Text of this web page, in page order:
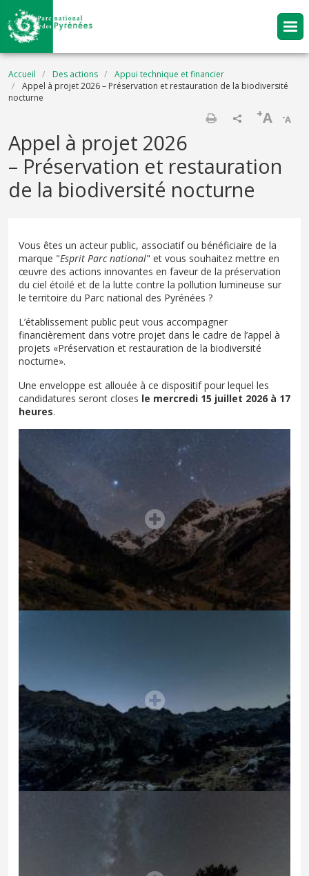
Aller au contenu principal
Fil d'Ariane
Accueil Des actions
Appui technique et financier
Appel à projet 2026 – Préservation et restauration de la biodiversité
nocturne
-A
+A
Appel à projet 2026
– Préservation et restauration
de la biodiversité nocturne
Vous êtes un acteur public, associatif ou bénéficiaire de la
marque "Esprit Parc national" et vous souhaitez mettre en
œuvre des actions innovantes en faveur de la préservation
du ciel étoilé et de la lutte contre la pollution lumineuse sur
le territoire du Parc national des Pyrénées ?
L’établissement public peut vous accompagner
financièrement dans votre projet dans le cadre de l’appel à
projets «Préservation et restauration de la biodiversité
nocturne».
Une enveloppe est allouée à ce dispositif pour lequel les
candidatures seront closes le mercredi 15 juillet 2026 à 17
heures.